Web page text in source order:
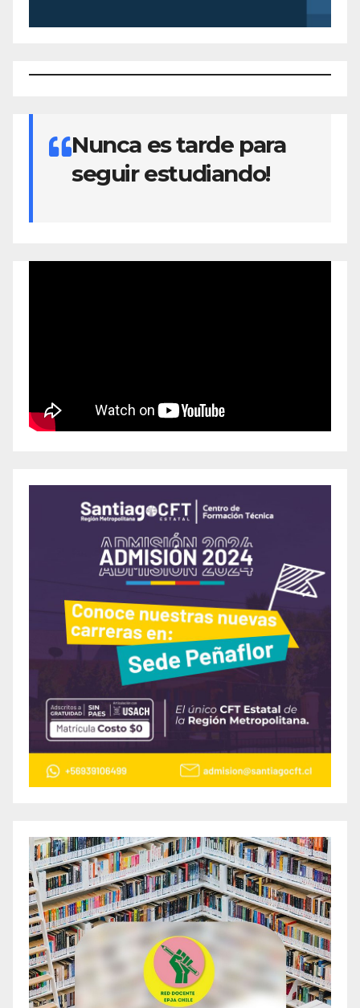
Nunca es tarde para
seguir estudiando!